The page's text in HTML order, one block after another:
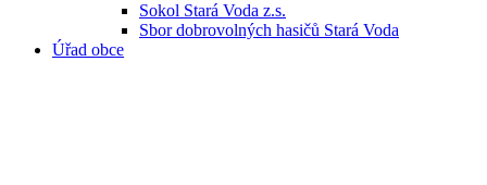
Sokol Stará Voda z.s.
Sbor dobrovolných hasičů Stará Voda
Úřad obce